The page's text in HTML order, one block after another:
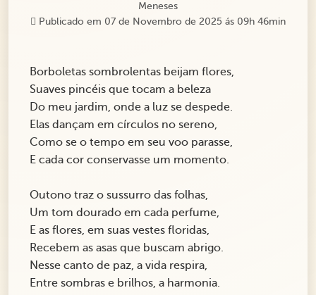
Meneses
Publicado em 07 de Novembro de 2025 ás 09h 46min
Borboletas sombrolentas beijam flores,
Suaves pincéis que tocam a beleza
Do meu jardim, onde a luz se despede.
Elas dançam em círculos no sereno,
Como se o tempo em seu voo parasse,
E cada cor conservasse um momento.
Outono traz o sussurro das folhas,
Um tom dourado em cada perfume,
E as flores, em suas vestes floridas,
Recebem as asas que buscam abrigo.
Nesse canto de paz, a vida respira,
Entre sombras e brilhos, a harmonia.